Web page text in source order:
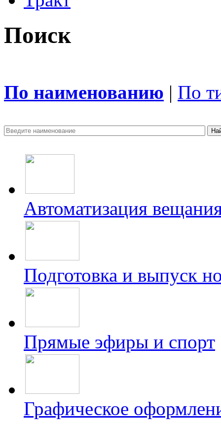
Поиск
По наименованию | По
Автоматизация
Подготовка и выпуск
Прямые эфиры и спорт
Графическое